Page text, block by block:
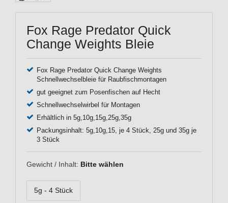
Fox Rage Predator Quick
Change Weights Bleie
Fox Rage Predator Quick Change Weights
Schnellwechselbleie für Raubfischmontagen
gut geeignet zum Posenfischen auf Hecht
Schnellwechselwirbel für Montagen
Erhältlich in 5g,10g,15g,25g,35g
Packungsinhalt: 5g,10g,15, je 4 Stück, 25g und 35g je
3 Stück
Gewicht / Inhalt: Bitte wählen
5g - 4 Stück